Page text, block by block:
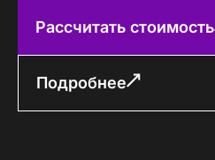
Рассчитать стоимость
Подробнее